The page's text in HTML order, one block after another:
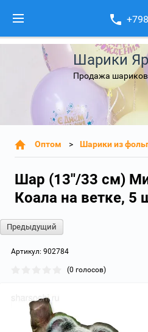
Шарики
Продажа шариков
Оптом Шарики из
Шар (13''/33 см)
Коала на ветке, 5
Предыдущий
Артикул: 902784
(0 голосов)